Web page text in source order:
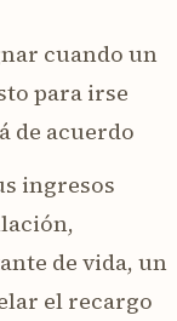
cuando un
para irse
de acuerdo
ingresos
de vida, un
el recargo